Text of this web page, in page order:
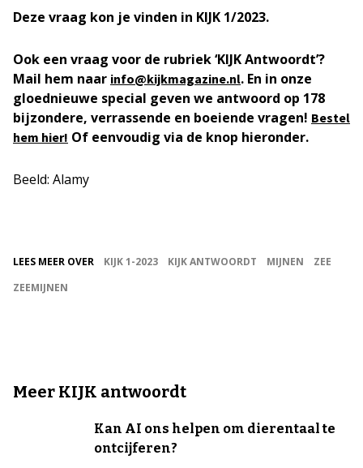
Deze vraag kon je vinden in KIJK 1/2023.
Ook een vraag voor de rubriek ‘KIJK Antwoordt’?
Mail hem naar info@kijkmagazine.nl. En in onze
gloednieuwe special geven we antwoord op 178
bijzondere, verrassende en boeiende vragen! Bestel
hem hier! Of eenvoudig via de knop hieronder.
Beeld: Alamy
LEES MEER OVER KIJK 1-2023 KIJK ANTWOORDT MIJNEN
ZEE
ZEEMIJNEN
Meer KIJK antwoordt
Kan AI ons helpen om dierentaal te
ontcijferen?